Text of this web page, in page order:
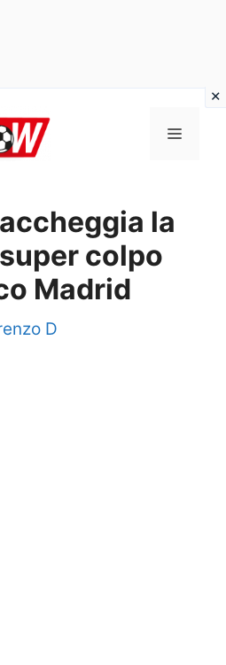
Menu
la
colpo
Madrid
D